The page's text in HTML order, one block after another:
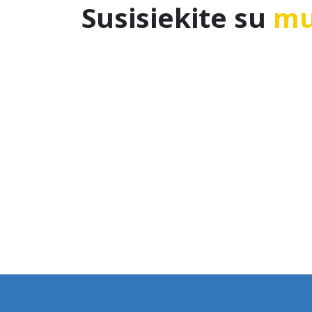
Susisiekite su